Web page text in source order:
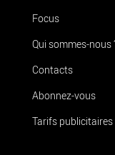
Focus
Qui sommes-nous
Contacts
Abonnez-vous
Tarifs publicitaires